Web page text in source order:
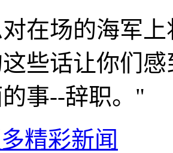
在场的海军
些话让你们
事--辞职。"
精彩新闻